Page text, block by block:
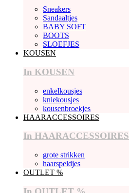
Sneakers
Sandaaltjes
BABY SOFT
BOOTS
SLOEFJES
KOUSEN
In KOUSEN
enkelkousjes
kniekousjes
kousenbroekjes
HAARACCESSOIRES
In HAARACCESSOIRES
grote strikken
haarspeldjes
OUTLET %